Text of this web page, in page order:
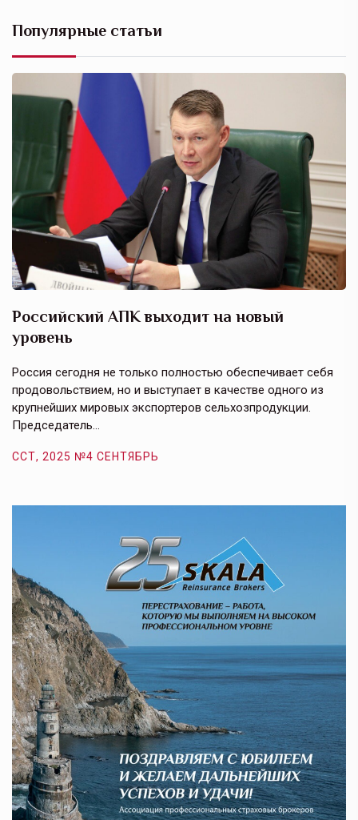
Популярные статьи
Российский АПК выходит на новый
уровень
Россия сегодня не только полностью обеспечивает себя
продовольствием, но и выступает в качестве одного из
крупнейших мировых экспортеров сельхозпродукции.
Председатель…
ССТ, 2025 №4 СЕНТЯБРЬ